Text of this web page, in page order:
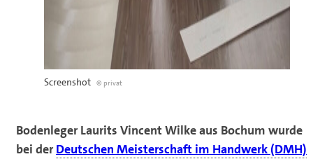
Screenshot © privat
Bodenleger Laurits Vincent Wilke aus Bochum wurde
bei der Deutschen Meisterschaft im Handwerk (DMH)